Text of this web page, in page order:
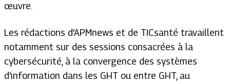
œuvre.
Les rédactions d'APMnews et de TICsanté travaillent
notamment sur des sessions consacrées à la
cybersécurité, à la convergence des systèmes
d'information dans les GHT ou entre GHT, au